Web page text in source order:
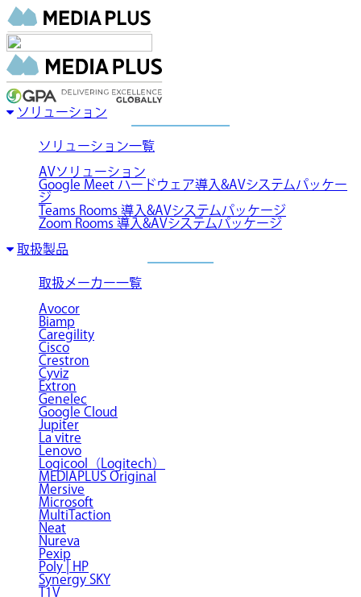
ソリューション
ソリューション一覧
AVソリューション
Google Meet ハードウェア導入&AVシステムパッケー
ジ
Teams Rooms 導入&AVシステムパッケージ
Zoom Rooms 導入&AVシステムパッケージ
取扱製品
取扱メーカー一覧
Avocor
Biamp
Caregility
Cisco
Crestron
Cyviz
Extron
Genelec
Google Cloud
Jupiter
La vitre
Lenovo
Logicool（Logitech）
MEDIAPLUS Original
Mersive
Microsoft
MultiTaction
Neat
Nureva
Pexip
Poly | HP
Synergy SKY
T1V